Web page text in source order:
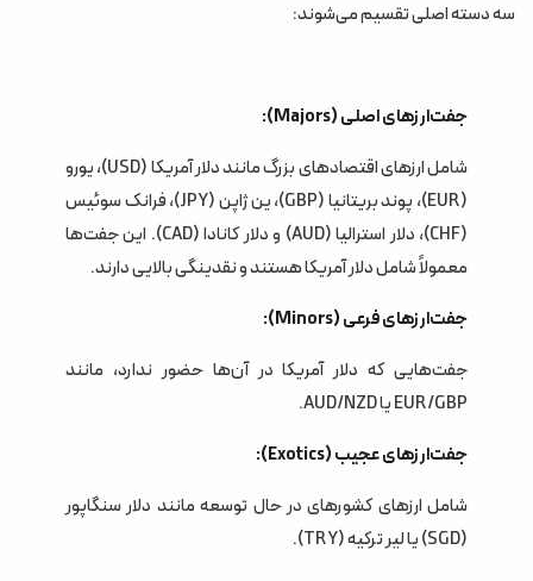
سه دسته اصلی تقسیم می‌شوند:
جفت‌ارزهای اصلی (Majors):
شامل ارزهای اقتصادهای بزرگ مانند دلار آمریکا (USD)، یورو
(EUR)، پوند بریتانیا (GBP)، ین ژاپن (JPY)، فرانک سوئیس
(CHF)، دلار استرالیا (AUD) و دلار کانادا (CAD). این جفت‌ها
معمولاً شامل دلار آمریکا هستند و نقدینگی بالایی دارند.
جفت‌ارزهای فرعی (Minors):
جفت‌هایی که دلار آمریکا در آن‌ها حضور ندارد، مانند
EUR/GBP یا AUD/NZD.
جفت‌ارزهای عجیب (Exotics):
شامل ارزهای کشورهای در حال توسعه مانند دلار سنگاپور
(SGD) یا لیر ترکیه (TRY).